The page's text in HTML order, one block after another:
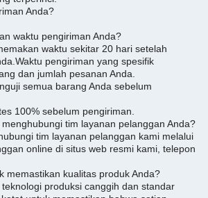
Anda?
waktu pengiriman Anda?
waktu sekitar 20 hari setelah
Waktu pengiriman yang spesifik
dan jumlah pesanan Anda.
semua barang Anda sebelum
100% sebelum pengiriman.
tim layanan pelanggan Anda?
tim layanan pelanggan kami melalui
online di situs web resmi kami, telepon
memastikan kualitas produk Anda?
produksi canggih dan standar